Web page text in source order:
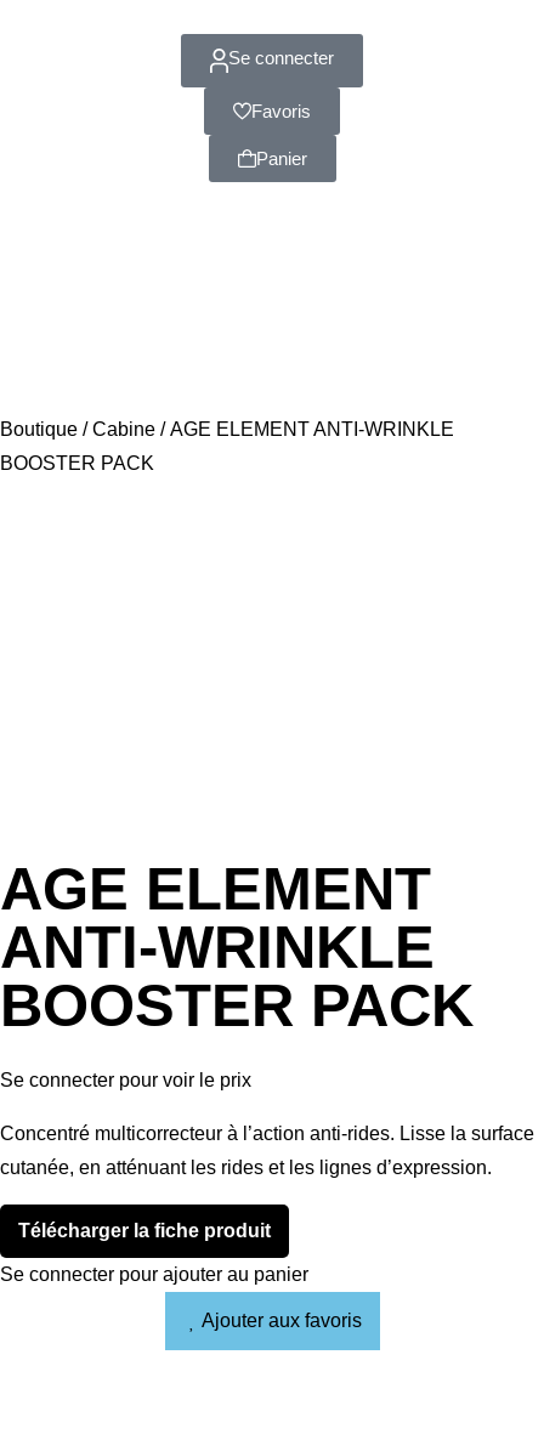
Se connecter
Favoris
Panier
Boutique /Cabine / AGE ELEMENT ANTI-WRINKLE
BOOSTER PACK
AGE ELEMENT
ANTI-WRINKLE
BOOSTER PACK
Se connecter pour voir le prix
Concentré multicorrecteur à l’action anti-rides. Lisse la surface
cutanée, en atténuant les rides et les lignes d’expression.
Télécharger la fiche produit
Se connecter pour ajouter au panier
Ajouter aux favoris